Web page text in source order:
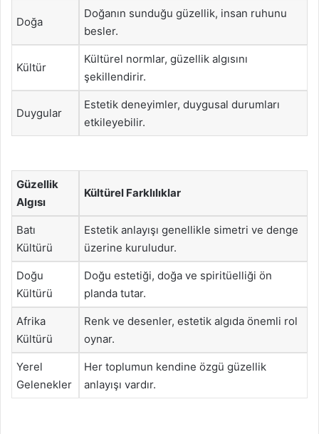
Doğa
Doğanın sunduğu güzellik, insan ruhunu
besler.
Kültür
Kültürel normlar, güzellik algısını
şekillendirir.
Duygular
Estetik deneyimler, duygusal durumları
etkileyebilir.
Güzellik
Algısı
Kültürel Farklılıklar
Batı
Kültürü
Estetik anlayışı genellikle simetri ve denge
üzerine kuruludur.
Doğu
Kültürü
Doğu estetiği, doğa ve spiritüelliği ön
planda tutar.
Afrika
Kültürü
Renk ve desenler, estetik algıda önemli rol
oynar.
Yerel
Gelenekler
Her toplumun kendine özgü güzellik
anlayışı vardır.